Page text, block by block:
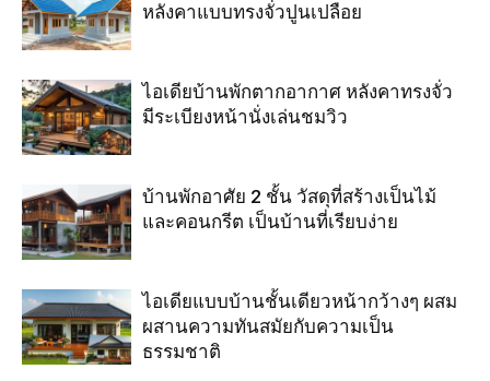
หลังคาแบบทรงจั่วปูนเปลือย
ไอเดียบ้านพักตากอากาศ หลังคาทรงจั่ว
มีระเบียงหน้านั่งเล่นชมวิว
บ้านพักอาศัย 2 ชั้น วัสดุที่สร้างเป็นไม้
และคอนกรีต เป็นบ้านที่เรียบง่าย
ไอเดียแบบบ้านชั้นเดียวหน้ากว้างๆ ผสม
ผสานความทันสมัยกับความเป็น
ธรรมชาติ